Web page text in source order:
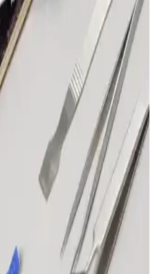
karşı korunması için
sorunlar ve çözümler hakkında
Cihazınızı
sigortasıyla güvence altına
koruyun! Hemen keşfedin!
Güncel Sigorta
göre değişir. Güncel
cihazınızı en iyi şekilde